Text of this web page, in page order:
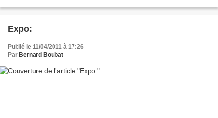
Expo:
Publié le 11/04/2011 à 17:26
Par Bernard Boubat